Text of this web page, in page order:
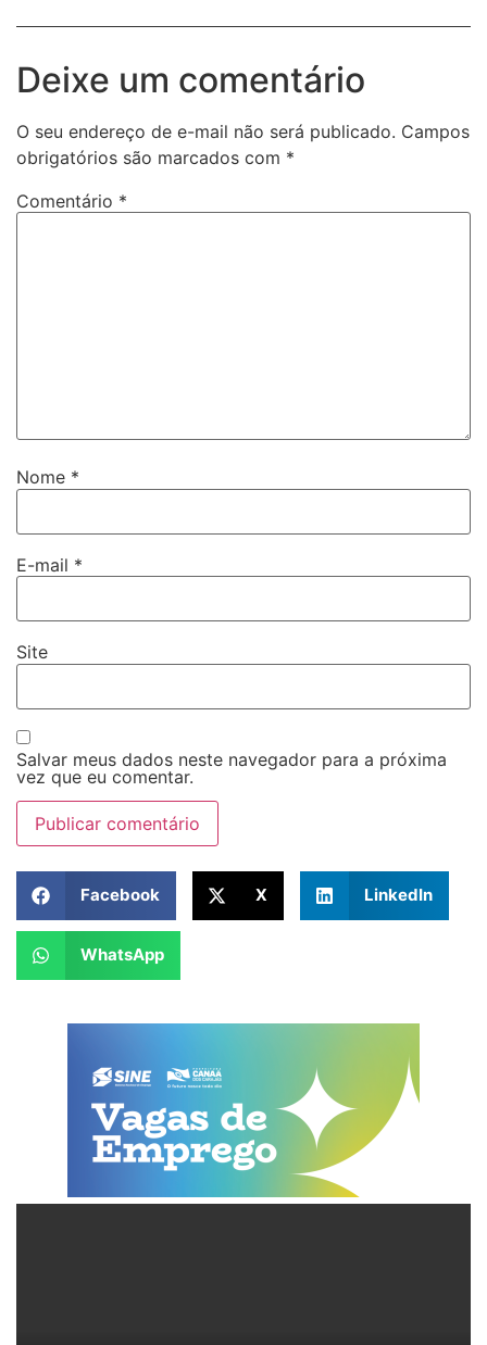
Deixe um comentário
O seu endereço de e-mail não será publicado. Campos
obrigatórios são marcados com *
Comentário *
Nome *
E-mail *
Site
Salvar meus dados neste navegador para a próxima
vez que eu comentar.
Facebook X LinkedIn
WhatsApp